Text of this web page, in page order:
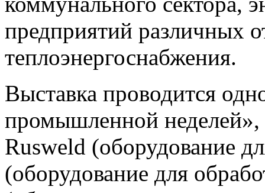
предприятий различных
теплоэнергоснабжения.
Выставка проводится
промышленной
Rusweld (оборудование
(оборудование для